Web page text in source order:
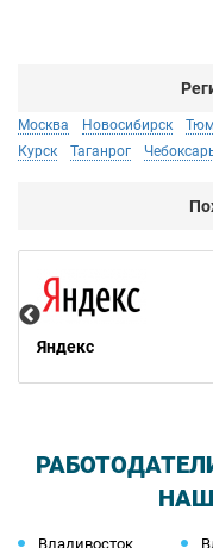
Москва Новосибирск
Курск
Таганрог
Яндекс
Владивосток